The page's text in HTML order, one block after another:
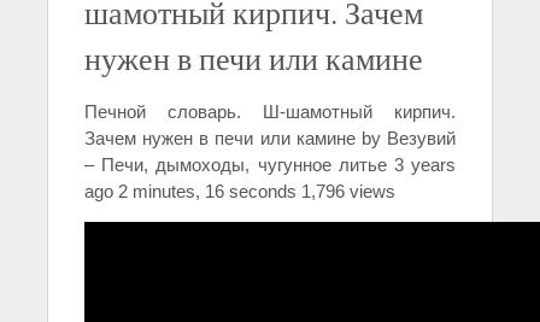
шамотный кирпич. Зачем
нужен в печи или камине
Печной словарь. Ш-шамотный кирпич.
Зачем нужен в печи или камине by Везувий
– Печи, дымоходы, чугунное литье 3 years
ago 2 minutes, 16 seconds 1,796 views